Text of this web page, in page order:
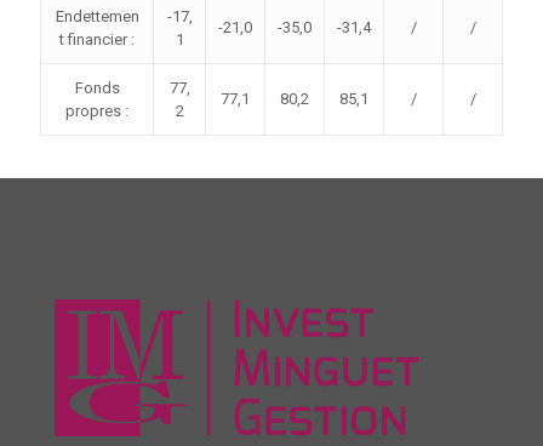
Endettemen
t financier :
-17,
1
-21,0 -35,0 -31,4 / /
Fonds
propres :
77,
2
77,1 80,2 85,1 / /